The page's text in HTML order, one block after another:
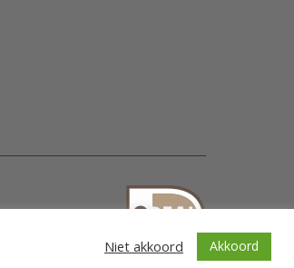
Niet akkoord Akkoord